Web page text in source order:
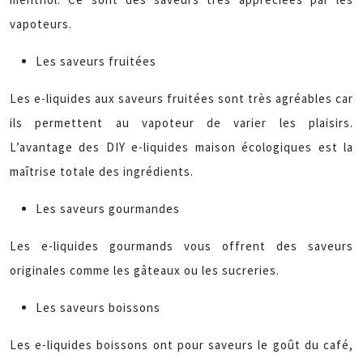
vapoteurs.
Les saveurs fruitées
Les e-liquides aux saveurs fruitées sont très agréables car
ils permettent au vapoteur de varier les plaisirs.
L’avantage des DIY e-liquides maison écologiques est la
maîtrise totale des ingrédients.
Les saveurs gourmandes
Les e-liquides gourmands vous offrent des saveurs
originales comme les gâteaux ou les sucreries.
Les saveurs boissons
Les e-liquides boissons ont pour saveurs le goût du café,